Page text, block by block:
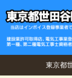
東京都